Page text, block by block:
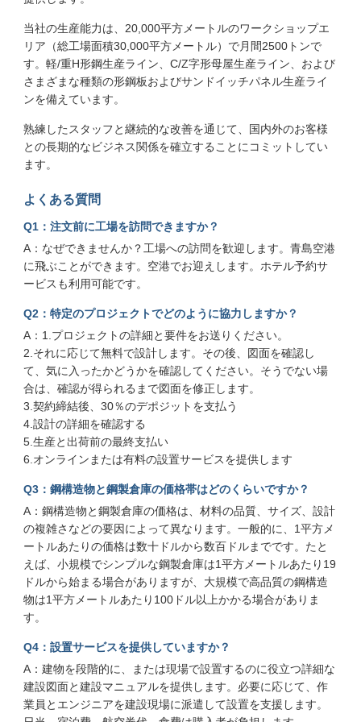
当社の生産能力は、20,000平方メートルのワークショップエ
リア（総工場面積30,000平方メートル）で月間2500トンで
す。軽/重H形鋼生産ライン、C/Z字形母屋生産ライン、および
さまざまな種類の形鋼板およびサンドイッチパネル生産ライ
ンを備えています。
熟練したスタッフと継続的な改善を通じて、国内外のお客様
との長期的なビジネス関係を確立することにコミットしてい
ます。
よくある質問
Q1：注文前に工場を訪問できますか？
A：なぜできませんか？工場への訪問を歓迎します。青島空港
に飛ぶことができます。空港でお迎えします。ホテル予約サ
ービスも利用可能です。
Q2：特定のプロジェクトでどのように協力しますか？
A：1.プロジェクトの詳細と要件をお送りください。
2.それに応じて無料で設計します。その後、図面を確認し
て、気に入ったかどうかを確認してください。そうでない場
合は、確認が得られるまで図面を修正します。
3.契約締結後、30％のデポジットを支払う
4.設計の詳細を確認する
5.生産と出荷前の最終支払い
6.オンラインまたは有料の設置サービスを提供します
Q3：鋼構造物と鋼製倉庫の価格帯はどのくらいですか？
A：鋼構造物と鋼製倉庫の価格は、材料の品質、サイズ、設計
の複雑さなどの要因によって異なります。一般的に、1平方メ
ートルあたりの価格は数十ドルから数百ドルまでです。たと
えば、小規模でシンプルな鋼製倉庫は1平方メートルあたり19
ドルから始まる場合がありますが、大規模で高品質の鋼構造
物は1平方メートルあたり100ドル以上かかる場合がありま
す。
Q4：設置サービスを提供していますか？
A：建物を段階的に、または現場で設置するのに役立つ詳細な
建設図面と建設マニュアルを提供します。必要に応じて、作
業員とエンジニアを建設現場に派遣して設置を支援します。